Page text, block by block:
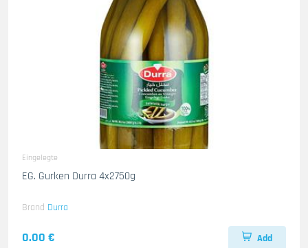
Eingelegte
EG. Gurken Durra 4x2750g
Brand Durra
0.00 € Add